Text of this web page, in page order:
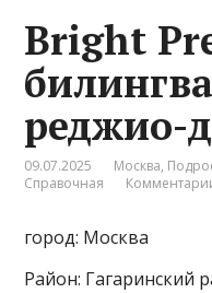
Bright
реджио-
09.07.2025 Москва,
Справочная
город: Москва
Район: Гагаринский